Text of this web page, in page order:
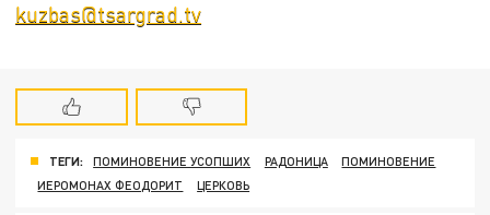
kuzbas@tsargrad.tv
ТЕГИ: ПОМИНОВЕНИЕ УСОПШИХ РАДОНИЦА
ПОМИНОВЕНИЕ
ИЕРОМОНАХ ФЕОДОРИТ
ЦЕРКОВЬ